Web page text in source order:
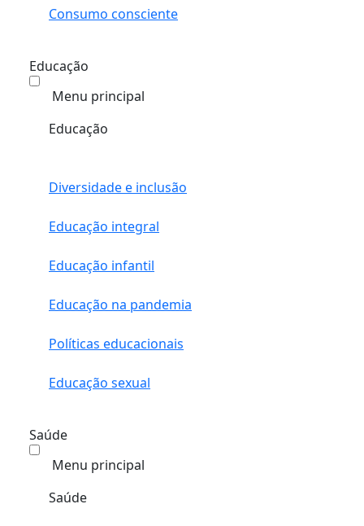
Consumo consciente
Educação
Menu principal
Educação
Diversidade e inclusão
Educação integral
Educação infantil
Educação na pandemia
Políticas educacionais
Educação sexual
Saúde
Menu principal
Saúde